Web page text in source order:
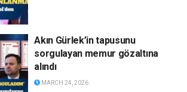
Akın Gürlek’in tapusunu
sorgulayan memur gözaltına
alındı
MARCH 24, 2026